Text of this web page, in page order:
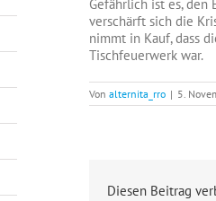
Gefährlich ist es,
verschärft sich die
nimmt in Kauf, dass
Tischfeuerwerk war.
Von alternita_rro | 5.
Diesen Beitrag